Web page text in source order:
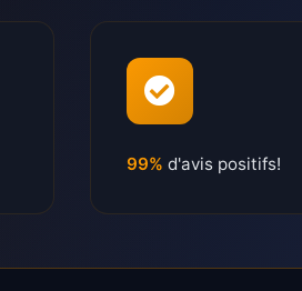
99% d'avis positifs!